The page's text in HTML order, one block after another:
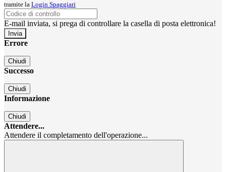
tramite la Login Spaggiari
E-mail inviata, si prega di controllare la casella di posta elettronica!
Errore
Chiudi
Successo
Chiudi
Informazione
Chiudi
Attendere...
Attendere il completamento dell'operazione...